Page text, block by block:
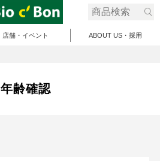
店舗・イベント ABOUT US・採用
年齢確認